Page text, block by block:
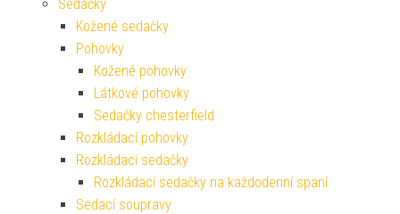
Sedačky
Kožené sedačky
Pohovky
Kožené pohovky
Látkové pohovky
Sedačky chesterfield
Rozkládací pohovky
Rozkládací sedačky
Rozkládací sedačky na každodenní spaní
Sedací soupravy